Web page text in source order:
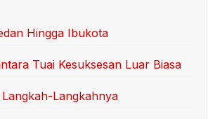
Hingga Ibukota
Tuai Kesuksesan Luar Biasa
Langkahnya